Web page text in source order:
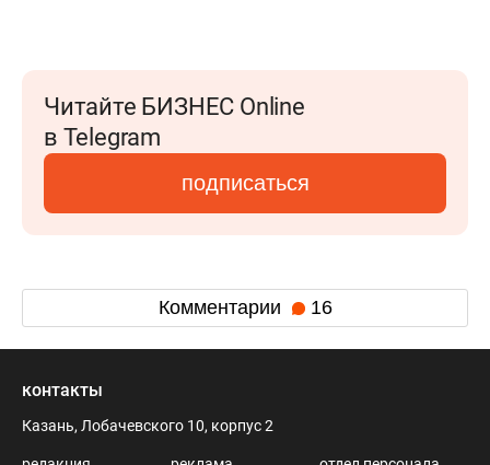
Читайте БИЗНЕС Online
в Telegram
подписаться
Комментарии 16
контакты
Казань, Лобачевского 10, корпус 2